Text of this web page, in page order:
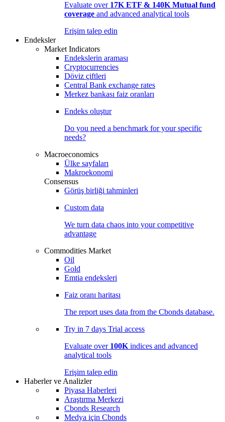
Evaluate over 17K ETF & 140K Mutual fund
coverage and advanced analytical tools
Erişim talep edin
Endeksler
Market Indicators
Endekslerin araması
Cryptocurrencies
Döviz çiftleri
Central Bank exchange rates
Merkez bankası faiz oranları
Endeks oluştur
Do you need a benchmark for your specific
needs?
Macroeconomics
Ülke sayfaları
Makroekonomi
Consensus
Görüş birliği tahminleri
Custom data
We turn data chaos into your competitive
advantage
Commodities Market
Oil
Gold
Emtia endeksleri
Faiz oranı haritası
The report uses data from the Cbonds database.
Try in 7 days Trial access
Evaluate over 100K indices and advanced
analytical tools
Erişim talep edin
Haberler ve Analizler
Piyasa Haberleri
Araştırma Merkezi
Cbonds Research
Medya için Cbonds